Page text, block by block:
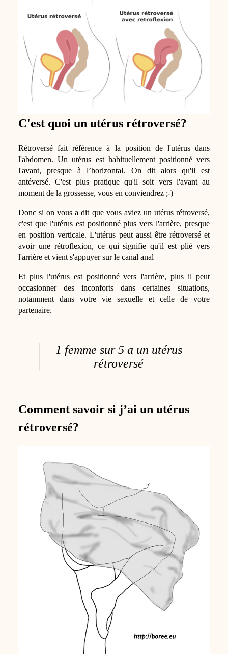
C'est quoi un utérus rétroversé?
Rétroversé fait référence à la position de l'utérus dans
l'abdomen. Un utérus est habituellement positionné vers
l'avant, presque à l’horizontal. On dit alors qu'il est
antéversé. C'est plus pratique qu'il soit vers l'avant au
moment de la grossesse, vous en conviendrez ;-)
Donc si on vous a dit que vous aviez un utérus rétroversé,
c'est que l'utérus est positionné plus vers l'arrière, presque
en position verticale. L'utérus peut aussi être rétroversé et
avoir une rétroflexion, ce qui signifie qu'il est plié vers
l'arrière et vient s'appuyer sur le canal anal
Et plus l'utérus est positionné vers l'arrière, plus il peut
occasionner des inconforts dans certaines situations,
notamment dans votre vie sexuelle et celle de votre
partenaire.
1 femme sur 5 a un utérus
rétroversé
Comment savoir si j’ai un utérus
rétroversé?